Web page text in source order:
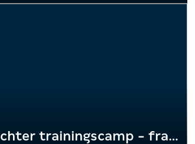
das schlacht der geschlechter trainingscamp - frage 5